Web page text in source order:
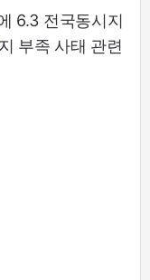
6.3 전국동시지
부족 사태 관련